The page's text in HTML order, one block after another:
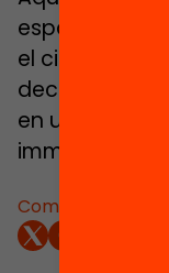
Comparteix:
espanyoles i
el cinquanta
decidit
en un estat
immigratòria.